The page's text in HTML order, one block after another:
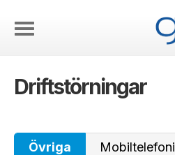
Driftstörningar
Övriga Mobiltelefoni